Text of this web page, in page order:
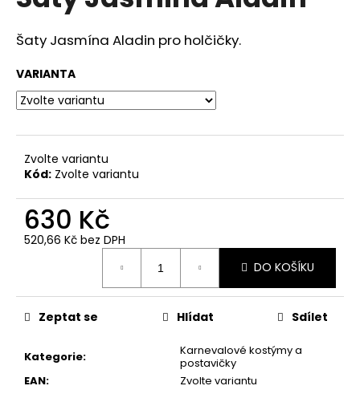
z
5
Šaty Jasmína Aladin pro holčičky.
VARIANTA
Zvolte variantu
Kód: Zvolte variantu
630 Kč
520,66 Kč bez DPH
DO KOŠÍKU
Kategorie:
Karnevalové kostýmy a
postavičky
EAN: Zvolte variantu
Zeptat se Hlídat Sdílet
j
t
?
p
o
č
u